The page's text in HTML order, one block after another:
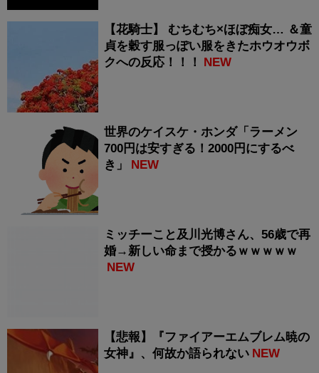
【花騎士】 むちむち×ほぼ痴女… ＆童
貞を穀す服っぽい服をきたホウオウボ
クへの反応！！！
NEW
世界のケイスケ・ホンダ「ラーメン
700円は安すぎる！2000円にするべ
き」
NEW
ミッチーこと及川光博さん、56歳で再
婚→新しい命まで授かるｗｗｗｗｗ
NEW
【悲報】『ファイアーエムブレム暁の
女神』、何故か語られない NEW